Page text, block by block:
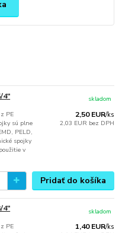
4"
PE
sú plne
PELD,
spojky
v
2,50 EUR/ks
2,03 EUR bez DPH
skladom
Pridať do košíka
4"
PE
1,40 EUR/ks
skladom